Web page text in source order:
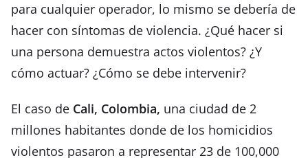
para cualquier operador, lo mismo se debería de
hacer con síntomas de violencia. ¿Qué hacer si
una persona demuestra actos violentos? ¿Y
cómo actuar? ¿Cómo se debe intervenir?
El caso de Cali, Colombia, una ciudad de 2
millones habitantes donde de los homicidios
violentos pasaron a representar 23 de 100,000